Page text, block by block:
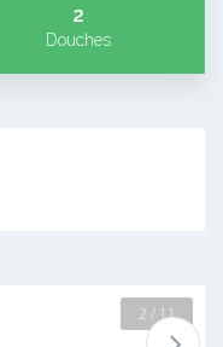
2
Douches
2 / 11